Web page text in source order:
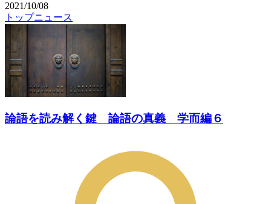
2021/10/08
トップニュース
論語を読み解く鍵 論語の真義 学而編６